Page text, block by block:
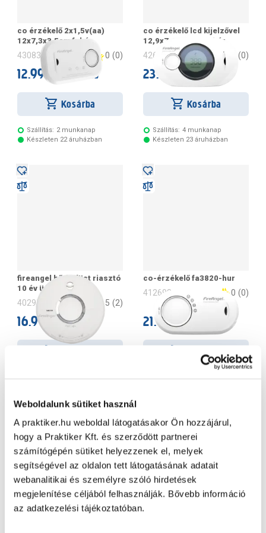
Weboldalunk sütiket használ
A praktiker.hu weboldal látogatásakor Ön hozzájárul,
hogy a Praktiker Kft. és szerződött partnerei
számítógépén sütiket helyezzenek el, melyek
segítségével az oldalon tett látogatásának adatait
webanalitikai és személyre szóló hirdetések
megjelenítése céljából felhasználják. Bővebb információ
az adatkezelési tájékoztatóban.
segítünk, hogy elérhető legyen számodra is a biztonság!
co érzékelő 2x1,5v(aa)
12x7,3x3,5cm fehér
430836 0 (0)
12.990 Ft / darab
Kosárba
Szállítás: 2 munkanap
Készleten 22 áruházban
co érzékelő lcd kijelzővel
12,9x7,6x3,1cm fehér
426745 (0)
23.990 Ft / darab
Kosárba
Szállítás: 4 munkanap
Készleten 23 áruházban
fireangel hő és füst riasztó
10 év üzem
402958 5 (2)
16.990 Ft / darab
co-érzékelő fa3820-hur
412698 0 (0)
21.990 Ft
Kosárba